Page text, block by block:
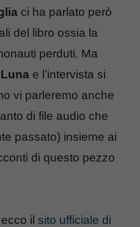
ci ha parlato però
del libro ossia la
perduti. Ma
Luna e l’intervista si
vi parleremo anche
di file audio che
passato) insieme ai
di questo pezzo
il sito ufficiale di